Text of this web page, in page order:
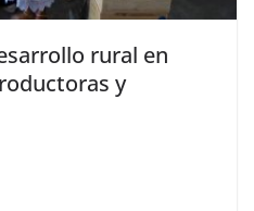
rural en
y